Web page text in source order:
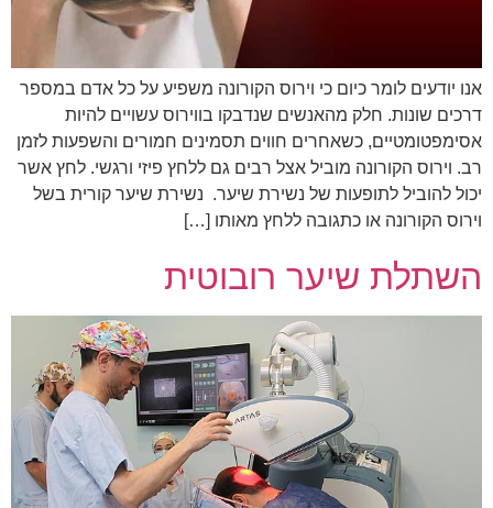
אנו יודעים לומר כיום כי וירוס הקורונה משפיע על כל אדם במספר
דרכים שונות. חלק מהאנשים שנדבקו בווירוס עשויים להיות
אסימפטומטיים, כשאחרים חווים תסמינים חמורים והשפעות לזמן
רב. וירוס הקורונה מוביל אצל רבים גם ללחץ פיזי ורגשי. לחץ אשר
יכול להוביל לתופעות של נשירת שיער. נשירת שיער קורית בשל
וירוס הקורונה או כתגובה ללחץ מאותו […]
השתלת שיער רובוטית